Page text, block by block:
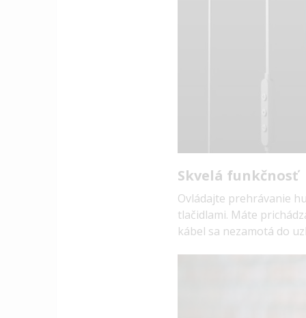
Skvelá funkčnosť
Ovládajte prehrávanie
tlačidlami. Máte
kábel sa nezamotá do